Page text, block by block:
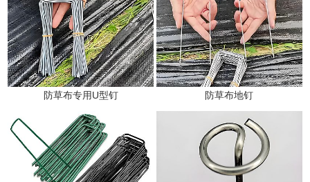
防草布专用U型钉 防草布地钉